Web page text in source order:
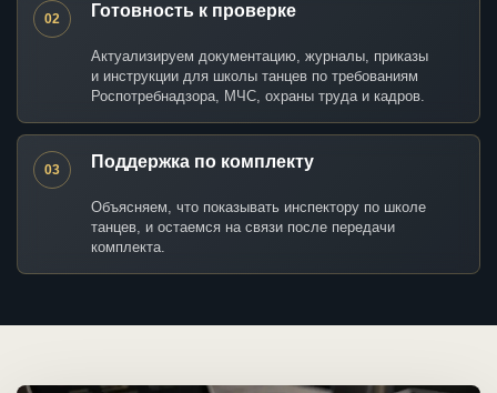
02 Готовность к проверке
Актуализируем документацию, журналы, приказы
и инструкции для школы танцев по требованиям
Роспотребнадзора, МЧС, охраны труда и кадров.
03 Поддержка по комплекту
Объясняем, что показывать инспектору по школе
танцев, и остаемся на связи после передачи
комплекта.